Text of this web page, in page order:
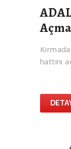
hattını